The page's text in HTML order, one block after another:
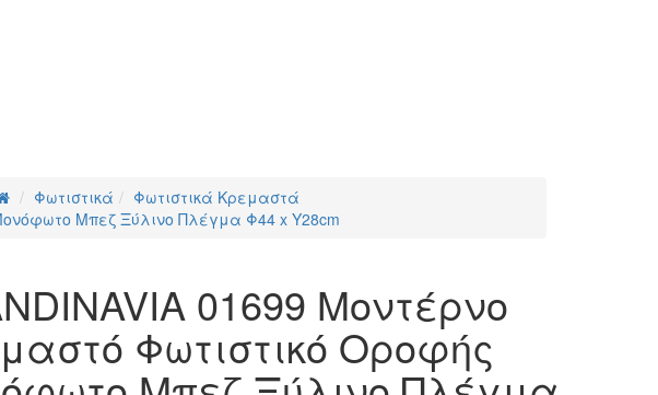
Φωτιστικά
Φωτιστικά Κρεμαστά
Μπεζ Ξύλινο Πλέγμα Φ44 x Υ28cm
01699 Μοντέρνο
Φωτιστικό Οροφής